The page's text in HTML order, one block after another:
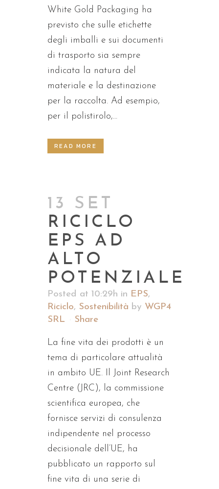
White Gold Packaging ha
previsto che sulle etichette
degli imballi e sui documenti
di trasporto sia sempre
indicata la natura del
materiale e la destinazione
per la raccolta. Ad esempio,
per il polistirolo,...
READ MORE
13 SET
RICICLO
EPS AD
ALTO
POTENZIALE
Posted at 10:29h in EPS,
Riciclo, Sostenibilità by WGP4
SRL
Share
La fine vita dei prodotti è un
tema di particolare attualità
in ambito UE. Il Joint Research
Centre (JRC), la commissione
scientifica europea, che
fornisce servizi di consulenza
indipendente nel processo
decisionale dell’UE, ha
pubblicato un rapporto sul
fine vita di una serie di